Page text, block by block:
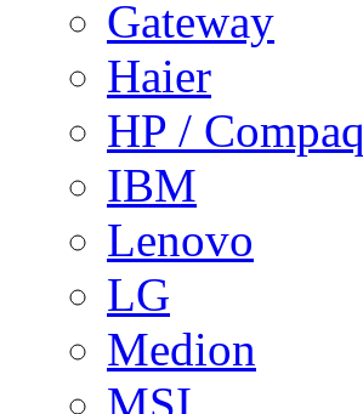
Gateway
Haier
HP / Compaq
IBM
Lenovo
LG
Medion
MSI